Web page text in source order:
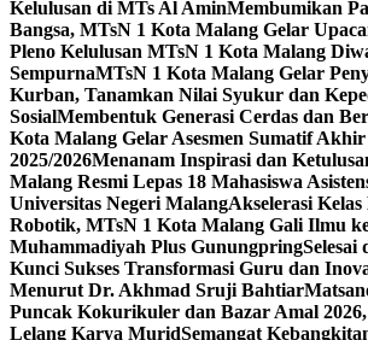
Kelulusan di MTs Al AminMembumikan
Bangsa, MTsN 1 Kota Malang Gelar
Pleno Kelulusan MTsN 1 Kota Malang
SempurnaMTsN 1 Kota Malang Gelar
Kurban, Tanamkan Nilai Syukur dan
SosialMembentuk Generasi Cerdas dan
Kota Malang Gelar Asesmen Sumatif
2025/2026Menanam Inspirasi dan
Malang Resmi Lepas 18 Mahasiswa
Universitas Negeri MalangAkselerasi
Robotik, MTsN 1 Kota Malang Gali Ilmu
Muhammadiyah Plus GunungpringSelesai
Kunci Sukses Transformasi Guru dan
Menurut Dr. Akhmad Sruji Bahtiar
Puncak Kokurikuler dan Bazar Amal
Lelang Karya MuridSemangat